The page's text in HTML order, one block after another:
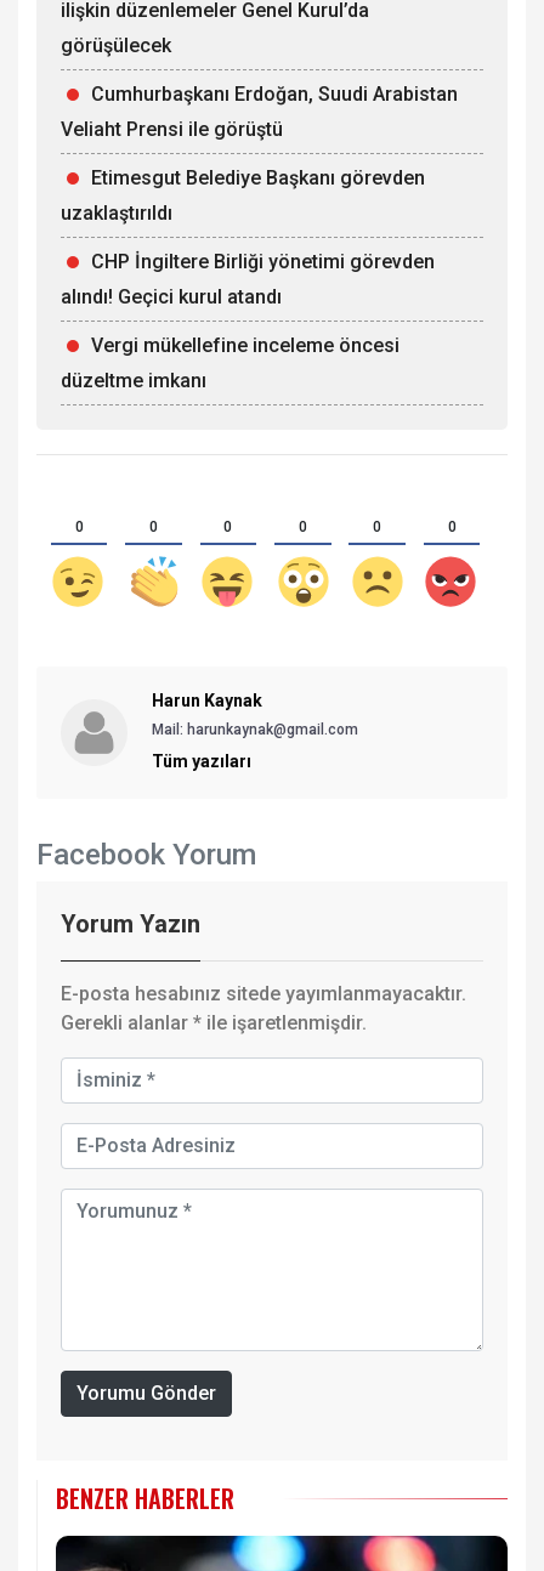
ilişkin düzenlemeler Genel Kurul’da
görüşülecek
Cumhurbaşkanı Erdoğan, Suudi Arabistan
Veliaht Prensi ile görüştü
Etimesgut Belediye Başkanı görevden
uzaklaştırıldı
CHP İngiltere Birliği yönetimi görevden
alındı! Geçici kurul atandı
Vergi mükellefine inceleme öncesi
düzeltme imkanı
0 0 0 0 0 0
Harun Kaynak
Mail: harunkaynak@gmail.com
Tüm yazıları
Facebook Yorum
Yorum Yazın
E-posta hesabınız sitede yayımlanmayacaktır.
Gerekli alanlar * ile işaretlenmişdir.
Yorumu Gönder
BENZER HABERLER